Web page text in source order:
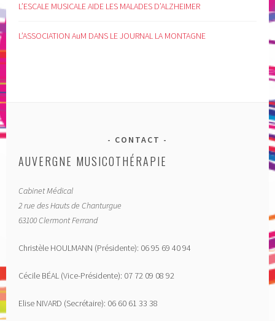
L’ESCALE MUSICALE AIDE LES MALADES D’ALZHEIMER
L’ASSOCIATION AuM DANS LE JOURNAL LA MONTAGNE
CONTACT
AUVERGNE MUSICOTHÉRAPIE
Cabinet Médical
2 rue des Hauts de Chanturgue
63100 Clermont Ferrand
Christèle HOULMANN (Présidente): 06 95 69 40 94
Cécile BÉAL (Vice-Présidente): 07 72 09 08 92
Elise NIVARD (Secrétaire): 06 60 61 33 38